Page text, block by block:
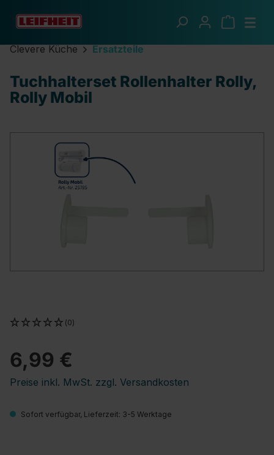
Zum Hauptinhalt springen
Clevere Küche Ersatzteile
Tuchhalterset Rollenhalter Rolly,
Rolly Mobil
6,99 €
Preise inkl. MwSt. zzgl. Versandkosten
(0)
Sofort verfügbar, Lieferzeit: 3-5 Werktage